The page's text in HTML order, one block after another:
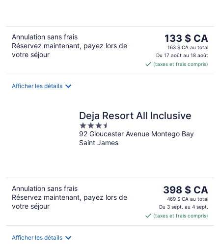
Annulation sans frais
Réservez maintenant, payez lors de
votre séjour
Le
prix
est
de 133 $ CA
par
133 $ CA
163 $ CA au total
Du 17 août au 18 août
(taxes et frais compris)
Afficher les détails
Deja Resort All Inclusive
3.5
out
of
92 Gloucester Avenue Montego Bay
Saint James
Annulation sans frais
Réservez maintenant, payez lors de
votre séjour
Le
prix
est
de 398 $ CA
par
398 $ CA
469 $ CA au total
Du 3 sept. au 4 sept.
(taxes et frais compris)
Afficher les détails